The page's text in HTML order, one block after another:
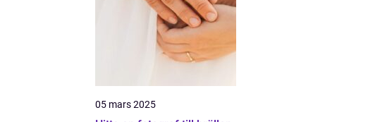
05 mars 2025